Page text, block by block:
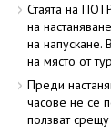
Стаята на
на
на напускане.
на място от
Преди
часове не се
ползват